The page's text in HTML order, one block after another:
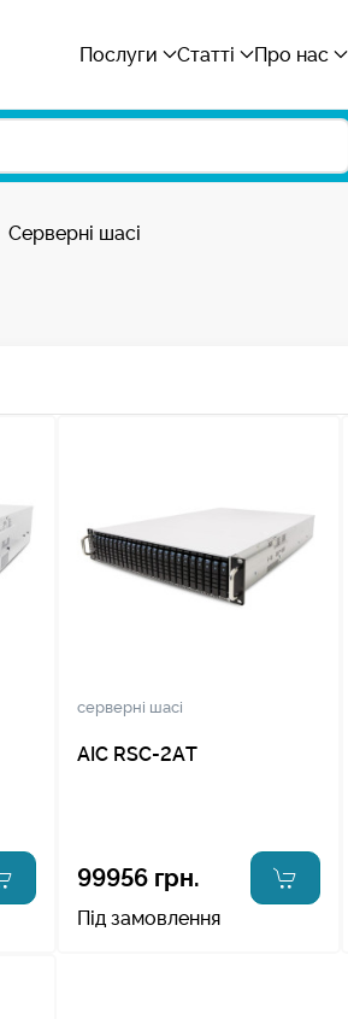
Послуги Статті Про нас
Серверні шасі
серверні шасі
AIC RSC-2AT
99956 грн.
Під замовлення